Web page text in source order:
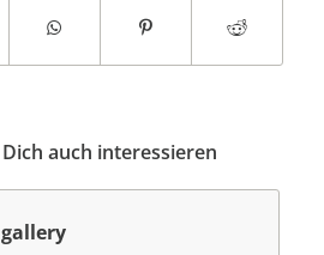
auch interessieren